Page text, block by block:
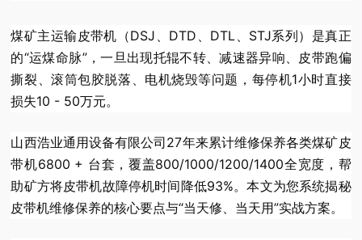
煤矿主运输皮带机（DSJ、DTD、DTL、STJ系列）是真正
的“运煤命脉”，一旦出现托辊不转、减速器异响、皮带跑偏
撕裂、滚筒包胶脱落、电机烧毁等问题，每停机1小时直接
损失10 - 50万元。
山西浩业通用设备有限公司27年来累计维修保养各类煤矿皮
带机6800 + 台套，覆盖800/1000/1200/1400全宽度，帮
助矿方将皮带机故障停机时间降低93%。本文为您系统揭秘
皮带机维修保养的核心要点与“当天修、当天用”实战方案。